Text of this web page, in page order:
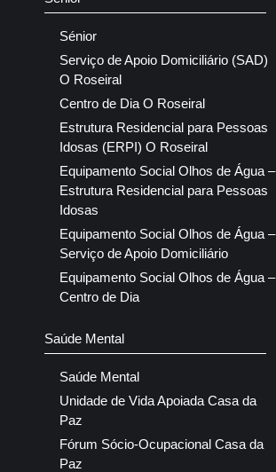
Sénior
Serviço de Apoio Domiciliário (SAD)
O Roseiral
Centro de Dia O Roseiral
Estrutura Residencial para Pessoas
Idosas (ERPI) O Roseiral
Equipamento Social Olhos de Água –
Estrutura Residencial para Pessoas
Idosas
Equipamento Social Olhos de Água –
Serviço de Apoio Domiciliário
Equipamento Social Olhos de Água –
Centro de Dia
Saúde Mental
Saúde Mental
Unidade de Vida Apoiada Casa da
Paz
Fórum Sócio-Ocupacional Casa da
Paz